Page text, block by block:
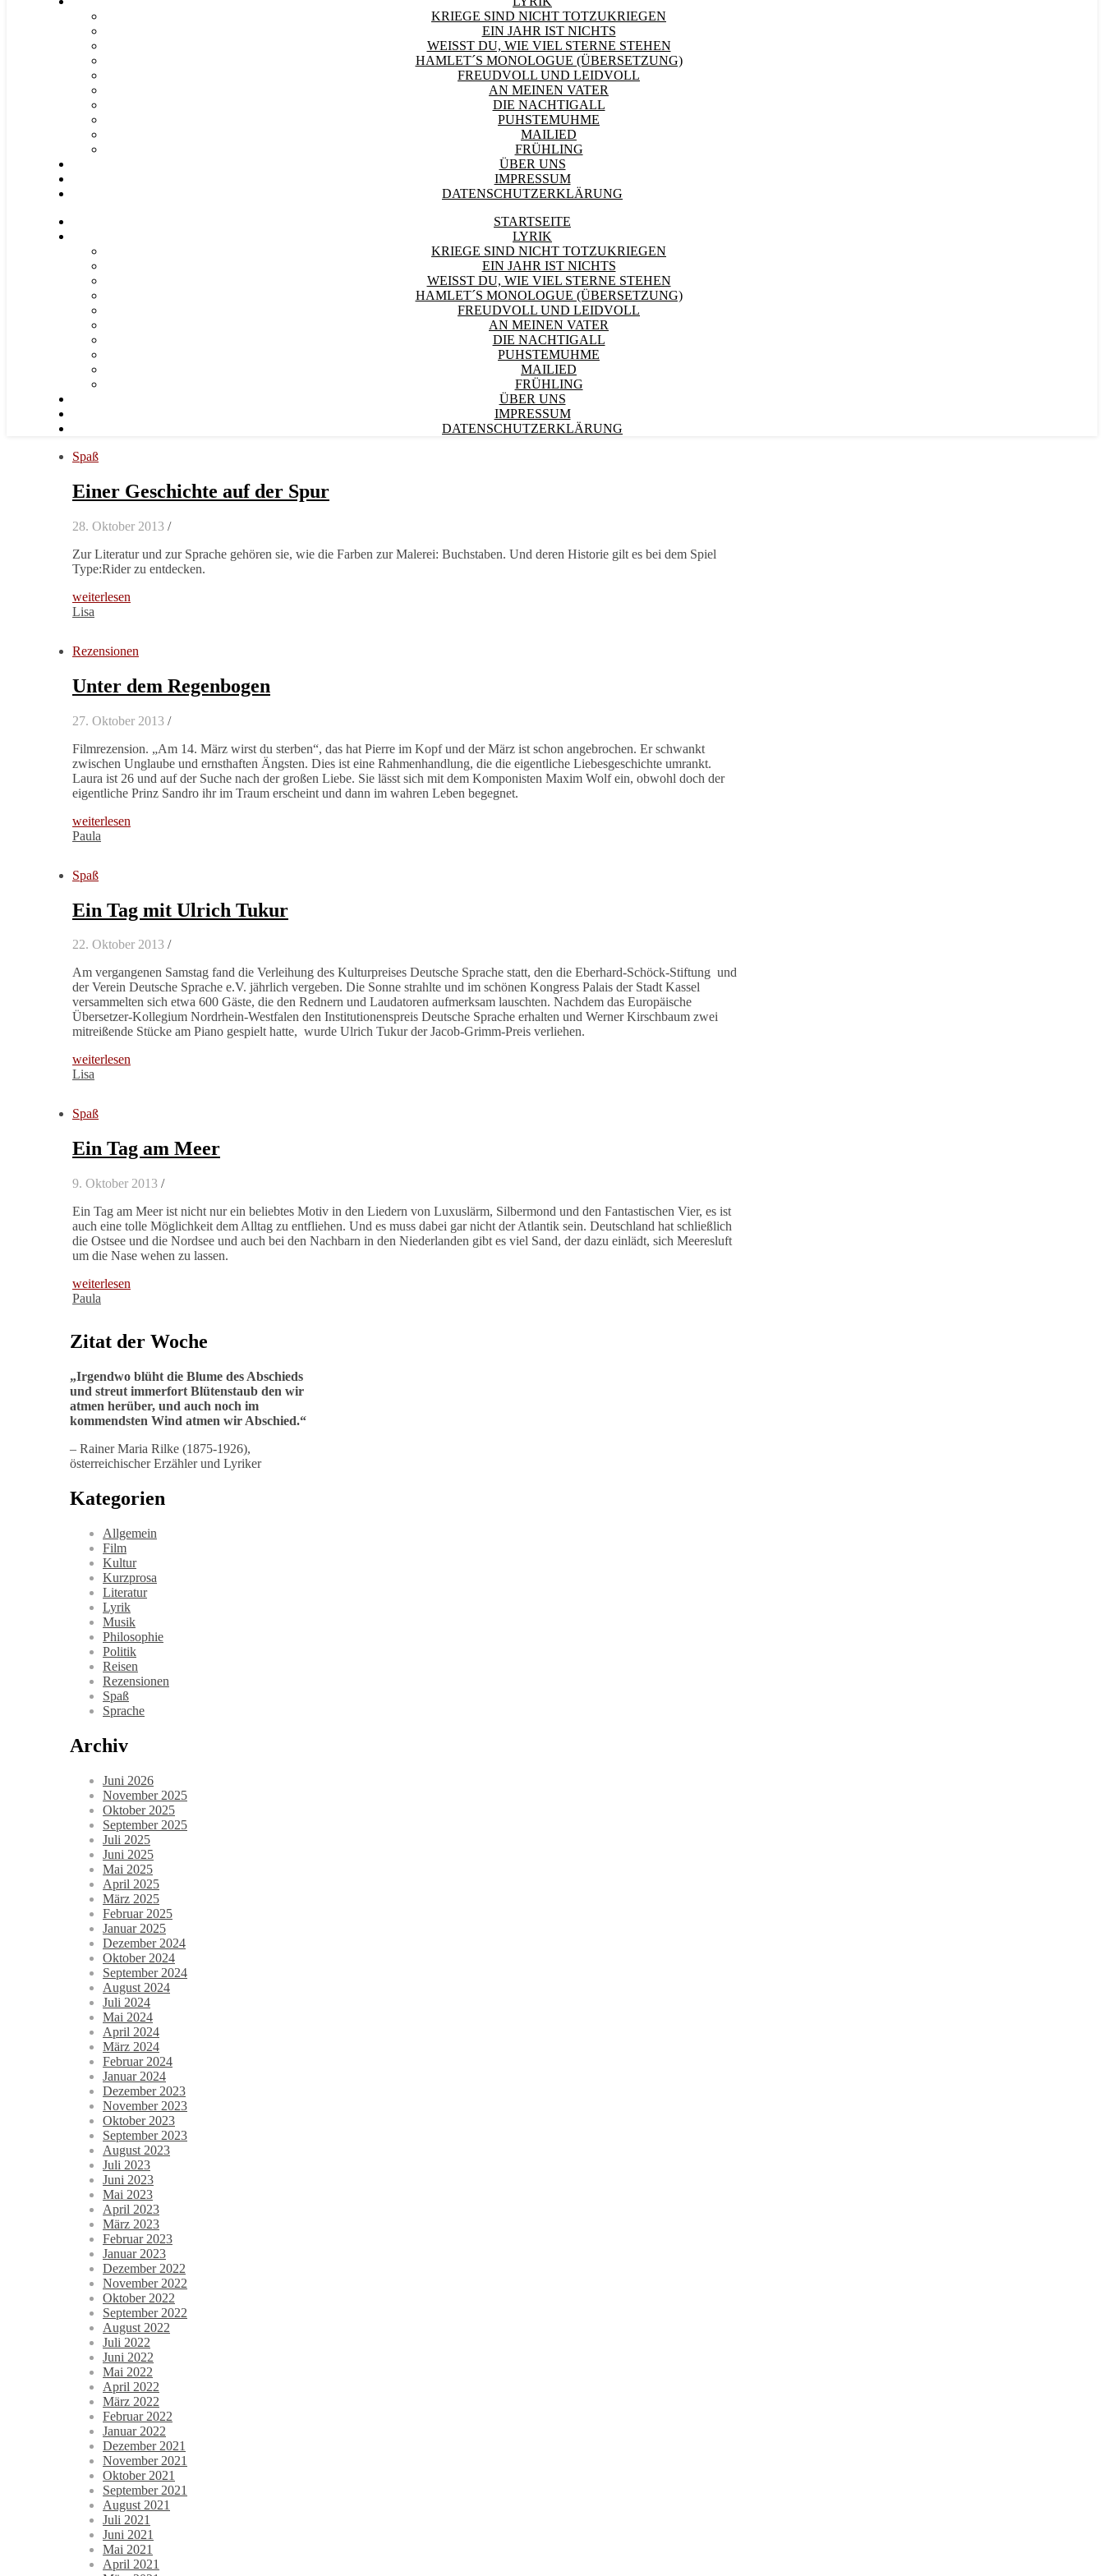
KRIEGE SIND NICHT TOTZUKRIEGEN
EIN JAHR IST NICHTS
WEISST DU, WIE VIEL STERNE STEHEN
HAMLET´S MONOLOGUE (ÜBERSETZUNG)
FREUDVOLL UND LEIDVOLL
AN MEINEN VATER
DIE NACHTIGALL
PUHSTEMUHME
MAILIED
FRÜHLING
ÜBER UNS
IMPRESSUM
DATENSCHUTZERKLÄRUNG
STARTSEITE
LYRIK
KRIEGE SIND NICHT TOTZUKRIEGEN
EIN JAHR IST NICHTS
WEISST DU, WIE VIEL STERNE STEHEN
HAMLET´S MONOLOGUE (ÜBERSETZUNG)
FREUDVOLL UND LEIDVOLL
AN MEINEN VATER
DIE NACHTIGALL
PUHSTEMUHME
MAILIED
FRÜHLING
ÜBER UNS
IMPRESSUM
DATENSCHUTZERKLÄRUNG
Spaß
Einer Geschichte auf der Spur
28. Oktober 2013 /
Zur Literatur und zur Sprache gehören sie, wie die Farben zur Malerei: Buchstaben. Und deren Historie gilt es bei dem Spiel
Type:Rider zu entdecken.
weiterlesen
Lisa
Rezensionen
Unter dem Regenbogen
27. Oktober 2013 /
Filmrezension. „Am 14. März wirst du sterben“, das hat Pierre im Kopf und der März ist schon angebrochen. Er schwankt
zwischen Unglaube und ernsthaften Ängsten. Dies ist eine Rahmenhandlung, die die eigentliche Liebesgeschichte umrankt.
Laura ist 26 und auf der Suche nach der großen Liebe. Sie lässt sich mit dem Komponisten Maxim Wolf ein, obwohl doch der
eigentliche Prinz Sandro ihr im Traum erscheint und dann im wahren Leben begegnet.
weiterlesen
Paula
Spaß
Ein Tag mit Ulrich Tukur
22. Oktober 2013 /
Am vergangenen Samstag fand die Verleihung des Kulturpreises Deutsche Sprache statt, den die Eberhard-Schöck-Stiftung und
der Verein Deutsche Sprache e.V. jährlich vergeben. Die Sonne strahlte und im schönen Kongress Palais der Stadt Kassel
versammelten sich etwa 600 Gäste, die den Rednern und Laudatoren aufmerksam lauschten. Nachdem das Europäische
Übersetzer-Kollegium Nordrhein-Westfalen den Institutionenspreis Deutsche Sprache erhalten und Werner Kirschbaum zwei
mitreißende Stücke am Piano gespielt hatte, wurde Ulrich Tukur der Jacob-Grimm-Preis verliehen.
weiterlesen
Lisa
Spaß
Ein Tag am Meer
9. Oktober 2013 /
Ein Tag am Meer ist nicht nur ein beliebtes Motiv in den Liedern von Luxuslärm, Silbermond und den Fantastischen Vier, es ist
auch eine tolle Möglichkeit dem Alltag zu entfliehen. Und es muss dabei gar nicht der Atlantik sein. Deutschland hat schließlich
die Ostsee und die Nordsee und auch bei den Nachbarn in den Niederlanden gibt es viel Sand, der dazu einlädt, sich Meeresluft
um die Nase wehen zu lassen.
weiterlesen
Paula
Zitat der Woche
„Irgendwo blüht die Blume des Abschieds
und streut immerfort Blütenstaub den wir
atmen herüber, und auch noch im
kommendsten Wind atmen wir Abschied.“
– Rainer Maria Rilke (1875-1926),
österreichischer Erzähler und Lyriker
Kategorien
Allgemein
Film
Kultur
Kurzprosa
Literatur
Lyrik
Musik
Philosophie
Politik
Reisen
Rezensionen
Spaß
Sprache
Archiv
Juni 2026
November 2025
Oktober 2025
September 2025
Juli 2025
Juni 2025
Mai 2025
April 2025
März 2025
Februar 2025
Januar 2025
Dezember 2024
Oktober 2024
September 2024
August 2024
Juli 2024
Mai 2024
April 2024
März 2024
Februar 2024
Januar 2024
Dezember 2023
November 2023
Oktober 2023
September 2023
August 2023
Juli 2023
Juni 2023
Mai 2023
April 2023
März 2023
Februar 2023
Januar 2023
Dezember 2022
November 2022
Oktober 2022
September 2022
August 2022
Juli 2022
Juni 2022
Mai 2022
April 2022
März 2022
Februar 2022
Januar 2022
Dezember 2021
November 2021
Oktober 2021
September 2021
August 2021
Juli 2021
Juni 2021
Mai 2021
April 2021